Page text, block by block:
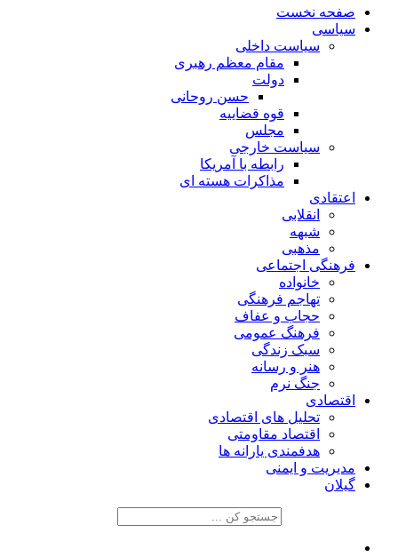
صفحه نخست
سیاسی
سیاست داخلی
مقام معظم رهبری
دولت
حسن روحانی
قوه قضاییه
مجلس
سیاست خارجی
رابطه با آمریکا
مذاکرات هسته ای
اعتقادی
انقلابی
شبهه
مذهبی
فرهنگی اجتماعی
خانواده
تهاجم فرهنگی
حجاب و عفاف
فرهنگ عمومی
سبک زندگی
هنر و رسانه
جنگ نرم
اقتصادی
تحلیل های اقتصادی
اقتصاد مقاومتی
هدفمندی یارانه ها
مدیریت و ایمنی
گیلان